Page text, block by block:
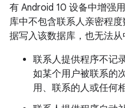
有 Android 10 设备中增强
库中不包含联系人亲密程
据写入该数据库，也无法
联系人提供程序不记
如某个用户被联系的
用、联系的人或任何